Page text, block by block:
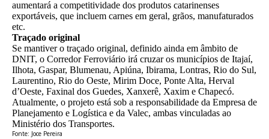
aumentará a competitividade dos produtos catarinenses
exportáveis, que incluem carnes em geral, grãos, manufaturados
etc.
Traçado original
Se mantiver o traçado original, definido ainda em âmbito de
DNIT, o Corredor Ferroviário irá cruzar os municípios de Itajaí,
Ilhota, Gaspar, Blumenau, Apiúna, Ibirama, Lontras, Rio do Sul,
Laurentino, Rio do Oeste, Mirim Doce, Ponte Alta, Herval
d’Oeste, Faxinal dos Guedes, Xanxerê, Xaxim e Chapecó.
Atualmente, o projeto está sob a responsabilidade da Empresa de
Planejamento e Logística e da Valec, ambas vinculadas ao
Ministério dos Transportes.
Fonte: Joce Pereira